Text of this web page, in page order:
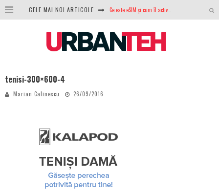
CELE MAI NOI ARTICOLE Ce este eSIM și cum îl activezi pe telefon? Ghid complet pentru Android și iPhone
tenisi-300×600-4
Marian Calinescu 26/09/2016